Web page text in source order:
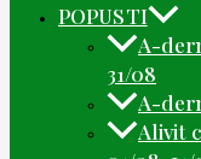
POPUSTI
A-
31/08
A-
Alivit